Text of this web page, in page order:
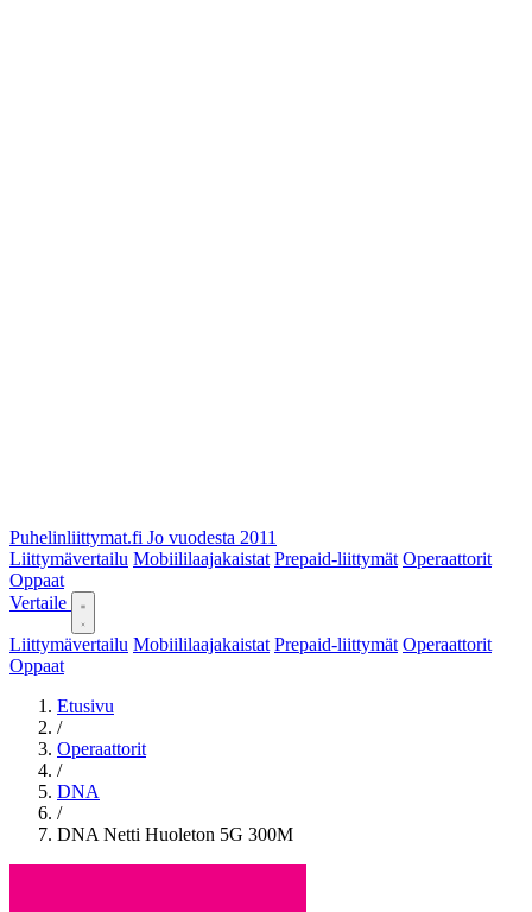
Puhelinliittymat.fi Jo vuodesta 2011
Liittymävertailu Mobiililaajakaistat Prepaid-liittymät Operaattorit
Oppaat
Vertaile
Liittymävertailu Mobiililaajakaistat Prepaid-liittymät Operaattorit
Oppaat
Etusivu
/
Operaattorit
/
DNA
/
DNA Netti Huoleton 5G 300M